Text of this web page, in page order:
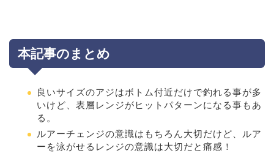
本記事のまとめ
良いサイズのアジはボトム付近だけで釣れる事が多
いけど、表層レンジがヒットパターンになる事もあ
る。
ルアーチェンジの意識はもちろん大切だけど、ルア
ーを泳がせるレンジの意識は大切だと痛感！